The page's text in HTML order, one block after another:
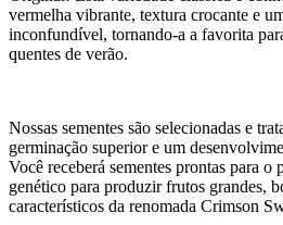
vermelha vibrante, textura crocante e
inconfundível, tornando-a a favorita
quentes de verão.
Nossas sementes são selecionadas e
germinação superior e um
Você receberá sementes prontas para
genético para produzir frutos grandes,
característicos da renomada Crimson